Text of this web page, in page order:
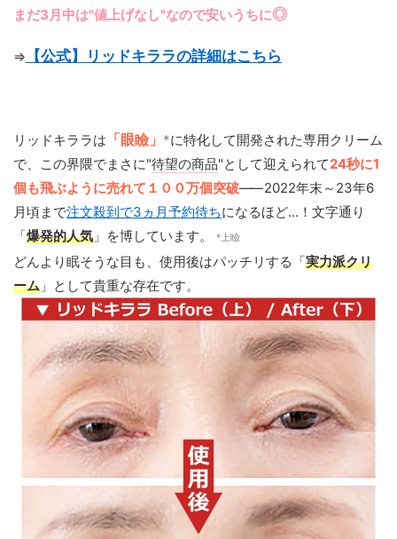
まだ3月中は"値上げなし"なので安いうちに◎
⇒ 【公式】リッドキララの詳細はこちら
リッドキララは 「眼瞼」 *に特化して開発された専用クリーム
で、この界隈でまさに"待望の商品"として迎えられて24秒に1
個も飛ぶように売れて１００万個突破——2022年末～23年6
月頃まで注文殺到で3ヵ月予約待ちになるほど...！文字通り
「爆発的人気 」を博しています。 *上瞼
どんより眠そうな目も、使用後はパッチリする「実力派クリ
ーム 」として貴重な存在です。